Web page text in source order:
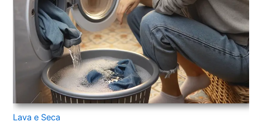
Lava e Seca